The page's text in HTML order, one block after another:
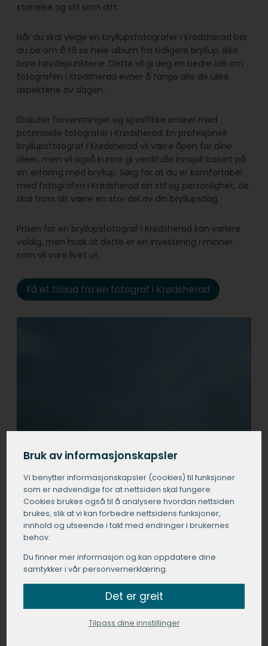
størrelse og stil som ditt.
Når du skal velge en bryllupsfotografer i Krødsherad bør
du be om å få se hele album fra tidligere bryllup, ikke
bare høydepunktene. Dette vil gi deg en bedre idé om
fotografen i Krødsherad evner å fange alle de ulike
aspektene av dagen.
Diskuter forventninger og spesifikke ønsker med
potensielle fotografer i Krødsherad. En profesjonell
bryllupsfotograf i Krødsherad vil være åpen for dine
ideer, men vil også kunne gi verdifulle innspill basert på
sin erfaring med bryllup. Sørg for at du er komfortabel
med fotografen i Krødsherad sin stil og personlighet, de
skal tross alt være en stor del av din bryllupsdag.
Prisen for en bryllupsfotograf i Krødsherad kan variere
veldig, men husk at dette er en investering i minner
som vil vare livet ut.
Få et tilbud fra en fotograf i Krødsherad
Bruk av informasjonskapsler
Vi benytter informasjons­kapsler (cookies) til funksjoner
som er nødvendige for at nettsiden skal fungere.
Cookies brukes også til å analysere hvordan nettsiden
brukes, slik at vi kan forbedre nettsidens funksjoner,
innhold og utseende i takt med endringer i brukernes
behov.
Du finner mer informasjon og kan oppdatere dine
samtykker i vår personvernerklæring.
Det er greit
Tilpass dine innstillinger